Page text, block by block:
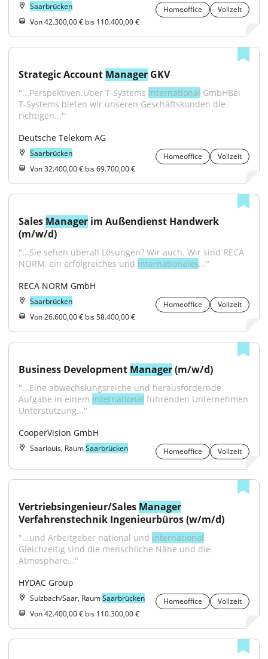
Saarbrücken Homeoffice
Vollzeit
Von 42.300,00 € bis 110.400,00 €
Strategic Account Manager GKV
"...Perspektiven.Über T-Systems International GmbHBei
T-Systems bieten wir unseren Geschäftskunden die
richtigen..."
Deutsche Telekom AG
Saarbrücken Homeoffice
Vollzeit
Von 32.400,00 € bis 69.700,00 €
Sales Manager im Außendienst Handwerk
(m/w/d)
"...Sie sehen überall Lösungen? Wir auch. Wir sind RECA
NORM, ein erfolgreiches und internationales..."
RECA NORM GmbH
Saarbrücken Homeoffice
Vollzeit
Von 26.600,00 € bis 58.400,00 €
Business Development Manager (m/w/d)
"...Eine abwechslungsreiche und herausfordernde
Aufgabe in einem international führenden Unternehmen
Unterstützung..."
CooperVision GmbH
Saarlouis, RaumSaarbrücken Homeoffice Vollzeit
Vertriebsingenieur/Sales Manager
Verfahrenstechnik Ingenieurbüros (w/m/d)
"...und Arbeitgeber national und international.
Gleichzeitig sind die menschliche Nähe und die
Atmosphäre..."
HYDAC Group
Sulzbach/Saar, RaumSaarbrücken Homeoffice
Vollzeit
Von 42.400,00 € bis 110.300,00 €